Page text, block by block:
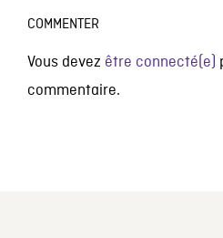
COMMENTER
Vous devez être connecté(e)
commentaire.